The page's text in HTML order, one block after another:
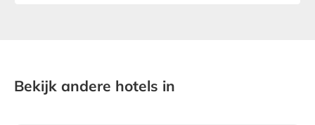
Bekijk andere hotels in